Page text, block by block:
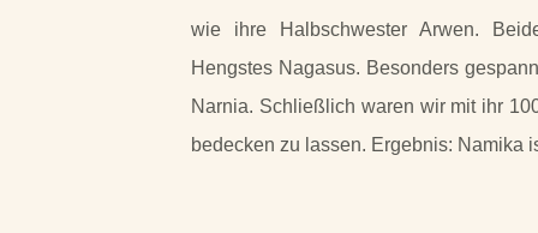
wie ihre Halbschwester Arwen.
Hengstes Nagasus. Besonders
Narnia. Schließlich waren wir mit ihr
bedecken zu lassen. Ergebnis: Namika